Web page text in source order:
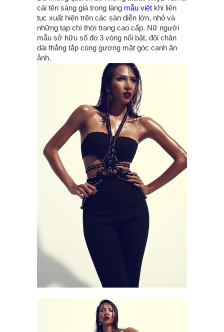
cái tên sáng giá trong làng mẫu việt khi liên
tục xuất hiện trên các sàn diễn lớn, nhỏ và
những tạp chí thời trang cao cấp. Nữ người
mẫu sở hữu số đo 3 vòng nổi bật, đôi chân
dài thẳng tắp cùng gương mặt góc cạnh ăn
ảnh.